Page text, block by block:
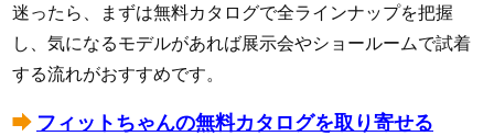
迷ったら、まずは無料カタログで全ラインナップを把握
し、気になるモデルがあれば展示会やショールームで試着
する流れがおすすめです。
フィットちゃんの無料カタログを取り寄せる